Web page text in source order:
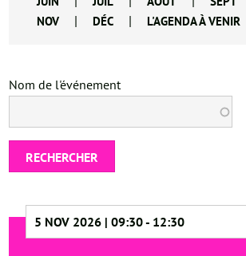
NOV | DÉC | L'AGENDA À VENIR
Nom de l'événement
RECHERCHER
5 NOV 2026 | 09:30- 12:30